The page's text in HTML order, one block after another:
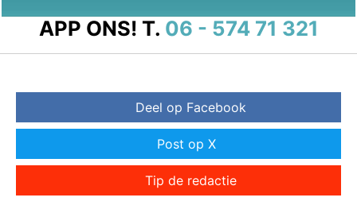
APP ONS! T. 06 - 574 71 321
Deel op Facebook
Post op X
Tip de redactie